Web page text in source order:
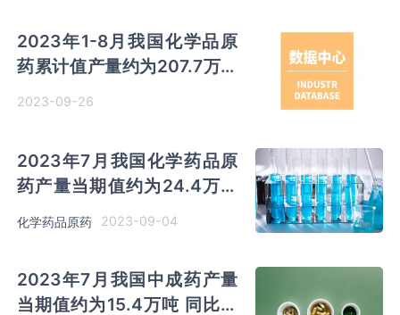
2023年1-8月我国化学品原
药累计值产量约为207.7万吨
2023-09-26
2023年7月我国化学药品原
药产量当期值约为24.4万吨
化学药品原药 2023-09-04
2023年7月我国中成药产量
当期值约为15.4万吨 同比下